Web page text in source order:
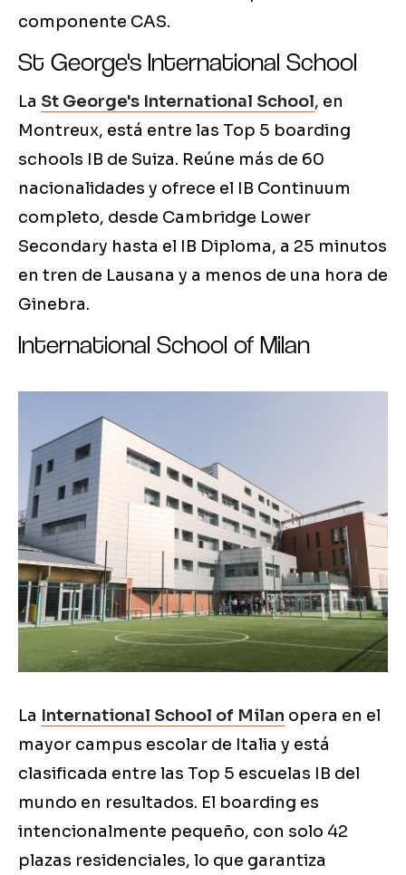
componente CAS.
St George's International School
La St George's International School, en
Montreux, está entre las Top 5 boarding
schools IB de Suiza. Reúne más de 60
nacionalidades y ofrece el IB Continuum
completo, desde Cambridge Lower
Secondary hasta el IB Diploma, a 25 minutos
en tren de Lausana y a menos de una hora de
Ginebra.
International School of Milan
La International School of Milan opera en el
mayor campus escolar de Italia y está
clasificada entre las Top 5 escuelas IB del
mundo en resultados. El boarding es
intencionalmente pequeño, con solo 42
plazas residenciales, lo que garantiza